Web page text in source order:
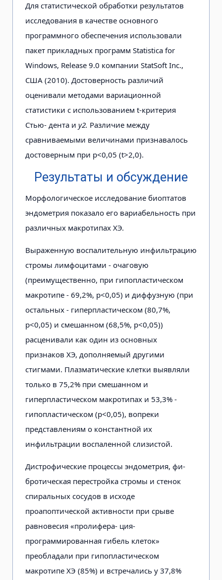
Для статистической обработки результатов
исследования в качестве основного
программного обеспечения использовали
пакет прикладных программ Statistica for
Windows, Release 9.0 компании StatSoft Inc.,
США (2010). Достоверность различий
оценивали методами вариационной
статистики с использованием t-критерия
Стью- дента и у2. Различие между
сравниваемыми величинами признавалось
достоверным при р<0,05 (t>2,0).
Результаты и обсуждение
Морфологическое исследование биоптатов
эндометрия показало его вариабельность при
различных макротипах ХЭ.
Выраженную воспалительную инфильтрацию
стромы лимфоцитами - очаговую
(преимущественно, при гипопластическом
макротипе - 69,2%, р<0,05) и диффузную (при
остальных - гиперпластическом (80,7%,
р<0,05) и смешанном (68,5%, р<0,05))
расценивали как один из основных
признаков ХЭ, дополняемый другими
стигмами. Плазматические клетки выявляли
только в 75,2% при смешанном и
гиперпластическом макротипах и 53,3% -
гипопластическом (р<0,05), вопреки
представлениям о константной их
инфильтрации воспаленной слизистой.
Дистрофические процессы эндометрия, фи-
бротическая перестройка стромы и стенок
спиральных сосудов в исходе
проапоптической активности при срыве
равновесия «пролифера- ция-
программированная гибель клеток»
преобладали при гипопластическом
макротипе ХЭ (85%) и встречались у 37,8%